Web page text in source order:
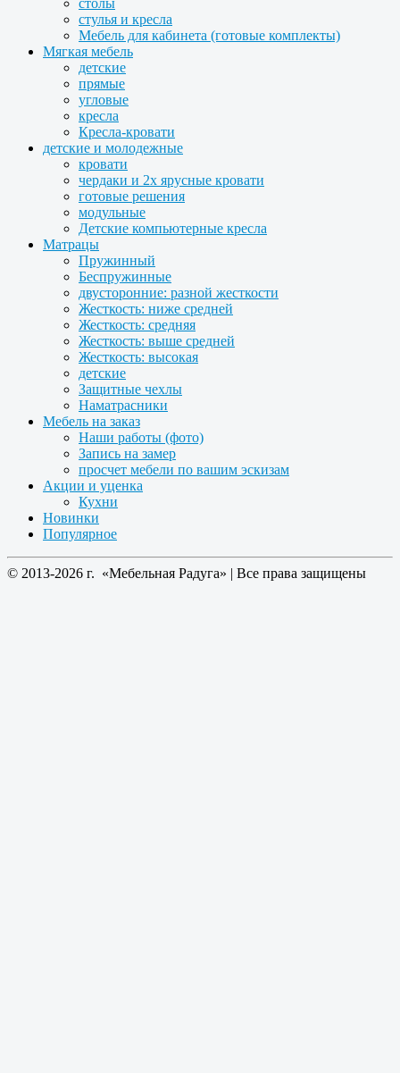
стулья и кресла
Мебель для кабинета (готовые комплекты)
Мягкая мебель
детские
прямые
угловые
кресла
Кресла-кровати
детские и молодежные
кровати
чердаки и 2х ярусные кровати
готовые решения
модульные
Детские компьютерные кресла
Матрацы
Пружинный
Беспружинные
двусторонние: разной жесткости
Жесткость: ниже средней
Жесткость: средняя
Жесткость: выше средней
Жесткость: высокая
детские
Защитные чехлы
Наматрасники
Мебель на заказ
Наши работы (фото)
Запись на замер
просчет мебели по вашим эскизам
Акции и уценка
Кухни
Новинки
Популярное
© 2013-2026 г. «Мебельная Радуга» | Все права защищены